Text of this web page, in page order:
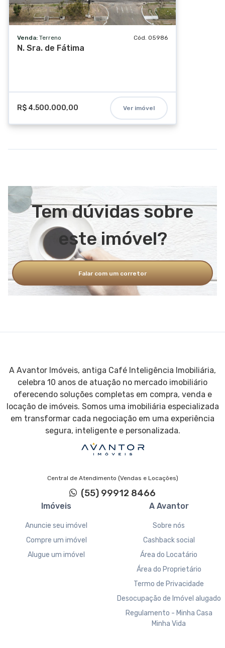
Venda: Terreno Cód. 05986
N. Sra. de Fátima
R$ 4.500.000,00 Ver imóvel
Tem dúvidas sobre
este imóvel?
Falar com um corretor
A Avantor Imóveis, antiga Café Inteligência Imobiliária,
celebra 10 anos de atuação no mercado imobiliário
oferecendo soluções completas em compra, venda e
locação de imóveis. Somos uma imobiliária especializada
em transformar cada negociação em uma experiência
segura, inteligente e personalizada.
Central de Atendimento (Vendas e Locações)
(55) 99912 8466
Imóveis
Anuncie seu imóvel
Compre um imóvel
Alugue um imóvel
A Avantor
Sobre nós
Cashback social
Área do Locatário
Área do Proprietário
Termo de Privacidade
Desocupação de Imóvel alugado
Regulamento - Minha Casa
Minha Vida